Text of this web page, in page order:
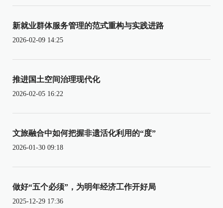
新就业群体服务管理的范式重构与实践进路
2026-02-09 14:25
推进国土空间治理现代化
2026-02-05 16:22
文旅融合中如何把握非遗活化利用的“度”
2026-01-30 09:18
做好“五个必须”，为明年经济工作开好局
2025-12-29 17:36